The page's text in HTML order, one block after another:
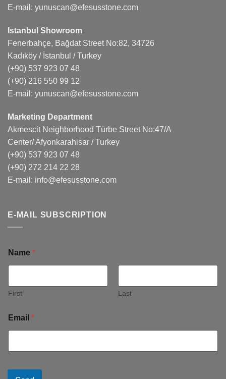
E-mail: yunuscan@efesusstone.com
Istanbul Showroom
Fenerbahçe, Bağdat Street No:82, 34726
Kadıköy / İstanbul / Turkey
(+90) 537 923 07 48
(+90) 216 550 99 12
E-mail: yunuscan@efesusstone.com
Marketing Department
Akmescit Neighborhood Türbe Street No:47/A
Center/ Afyonkarahisar / Turkey
(+90) 537 923 07 48
(+90) 272 214 22 28
E-mail: info@efesusstone.com
E-MAIL SUBSCRIPTION
Name *
First Last
Email *